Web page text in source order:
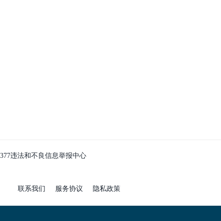
违法和不良信息举报中心
联系我们 服务协议 隐私政策